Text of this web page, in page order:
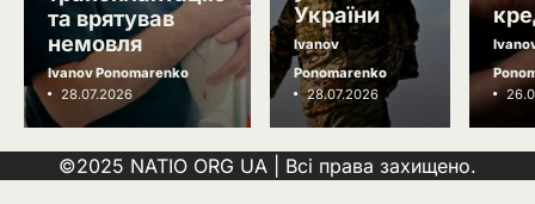
Зеленський заявив про можливу
допомогу ОАЕ в Чорному морі
Ivanov Ponomarenko
та врятував
немовля
Ivanov Ponomarenko
28.07.2026
України
Ivanov
Ponomarenko
28.07.2026
©2025 NATIO ORG UA | Всі права захищено.